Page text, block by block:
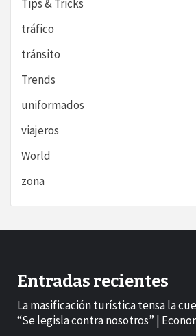
Tips & Tricks
tráfico
tránsito
Trends
uniformados
viajeros
World
zona
Entradas recientes
La masificación turística tensa la
“Se legisla contra nosotros” |